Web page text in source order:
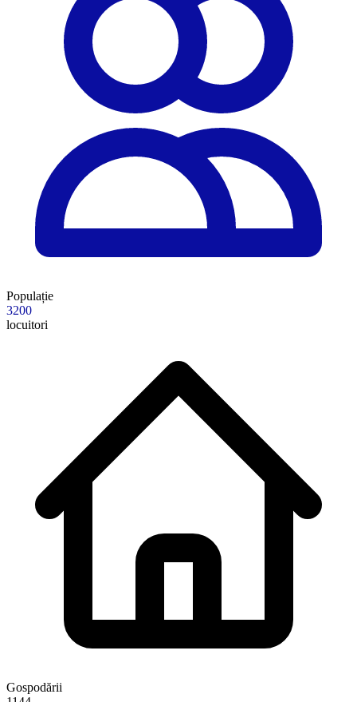
Populație
3200
locuitori
Gospodării